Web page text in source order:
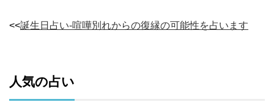
<<誕生日占い-喧嘩別れからの復縁の可能性を占います
人気の占い